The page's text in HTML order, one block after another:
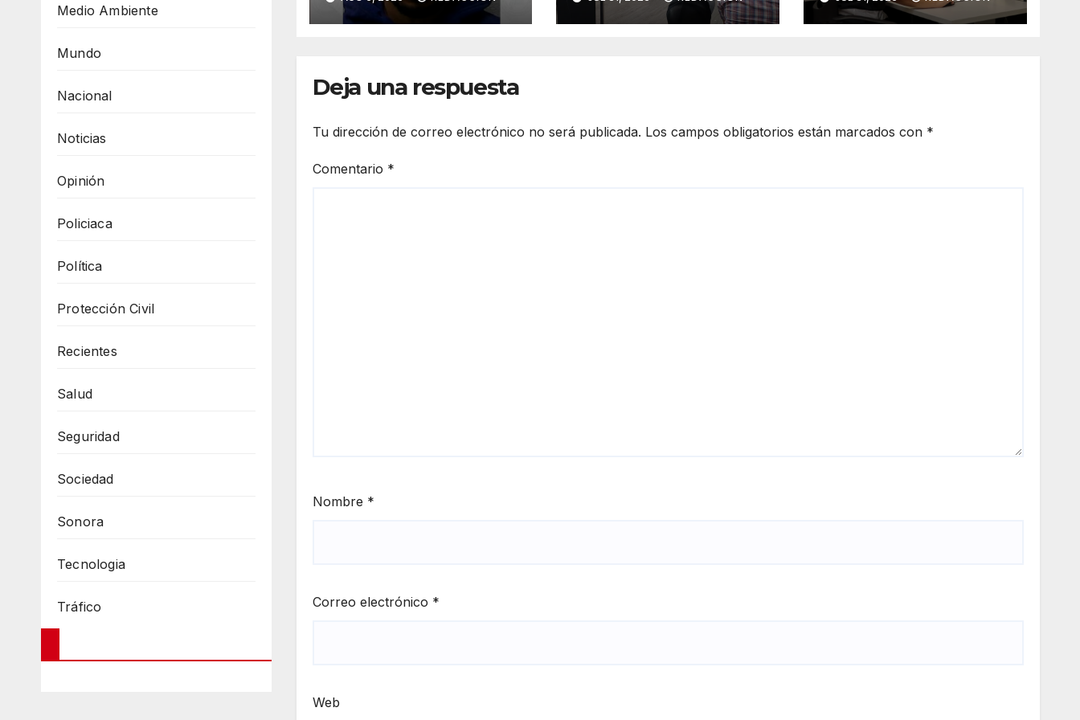
Medio Ambiente
Mundo
Nacional
Noticias
Opinión
Policiaca
Política
Protección Civil
Recientes
Salud
Seguridad
Sociedad
Sonora
Tecnologia
Tráfico
por homicidio de
rescatista en
transporte público
en Sonora
de forma segura y
confidencial
Deja una respuesta
Tu dirección de correo electrónico no será publicada. Los campos obligatorios están marcados con *
Comentario *
Nombre *
Correo electrónico *
Web